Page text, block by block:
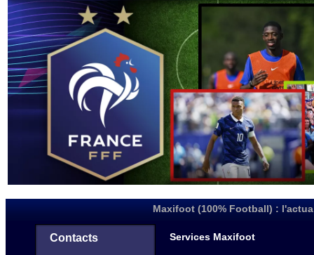
Maxifoot (100% Football) :
Contacts Services Maxifoot